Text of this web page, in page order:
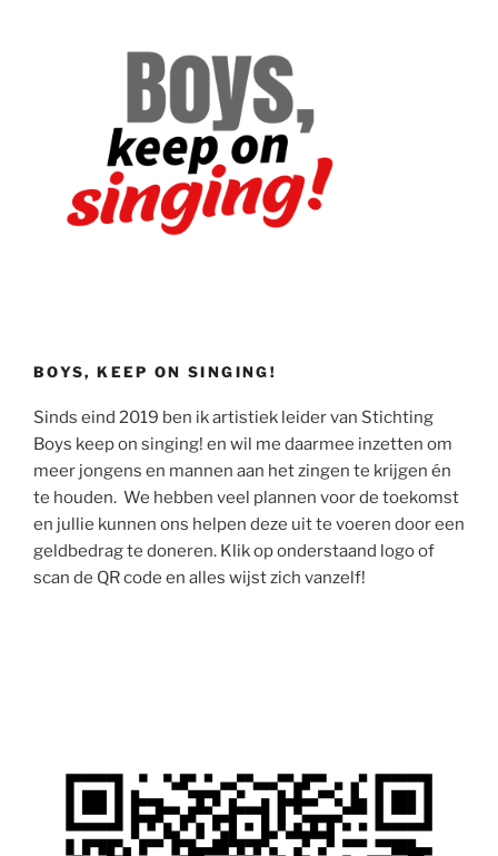
BOYS, KEEP ON SINGING!
Sinds eind 2019 ben ik artistiek leider van Stichting
Boys keep on singing! en wil me daarmee inzetten om
meer jongens en mannen aan het zingen te krijgen én
te houden. We hebben veel plannen voor de toekomst
en jullie kunnen ons helpen deze uit te voeren door een
geldbedrag te doneren. Klik op onderstaand logo of
scan de QR code en alles wijst zich vanzelf!